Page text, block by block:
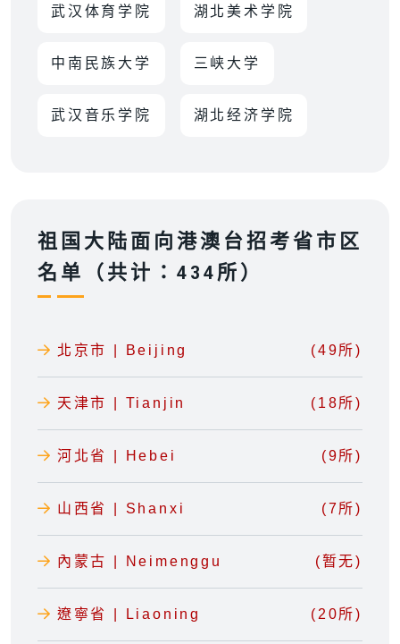
武汉体育学院 湖北美术学院
中南民族大学 三峡大学
武汉音乐学院 湖北经济学院
祖国大陆面向港澳台招考省市区
名单（共计：434所）
北京市 | Beijing (49所)
天津市 | Tianjin (18所)
河北省 | Hebei (9所)
山西省 | Shanxi (7所)
內蒙古 | Neimenggu (暂无)
遼寧省 | Liaoning (20所)